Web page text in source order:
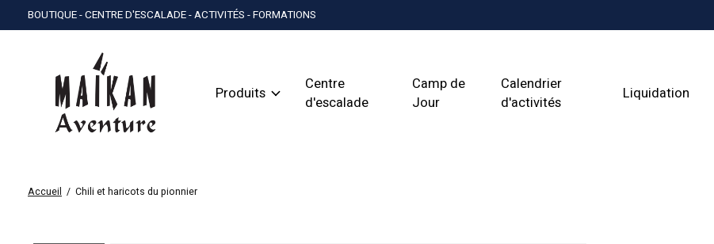
BOUTIQUE - CENTRE D'ESCALADE - ACTIVITÉS - FORMATIONS
Produits
Centre
d'escalade
Camp de
Jour
Calendrier
d'activités
Liquidation
Accueil / Chili et haricots du pionnier